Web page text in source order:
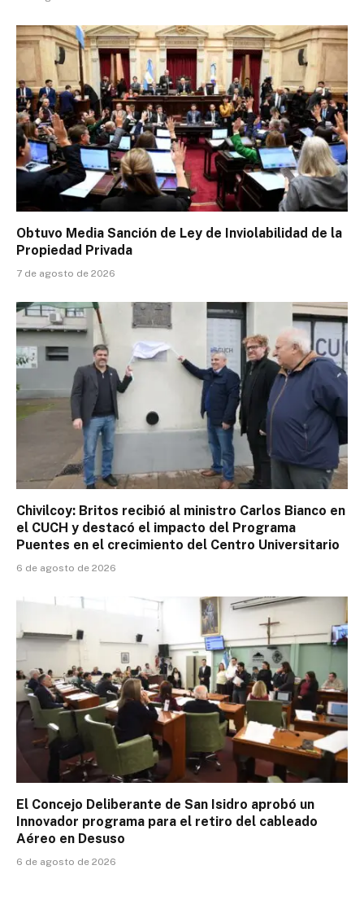
Obtuvo Media Sanción de Ley de Inviolabilidad de la
Propiedad Privada
7 de agosto de 2026
Chivilcoy: Britos recibió al ministro Carlos Bianco en
el CUCH y destacó el impacto del Programa
Puentes en el crecimiento del Centro Universitario
6 de agosto de 2026
El Concejo Deliberante de San Isidro aprobó un
Innovador programa para el retiro del cableado
Aéreo en Desuso
6 de agosto de 2026